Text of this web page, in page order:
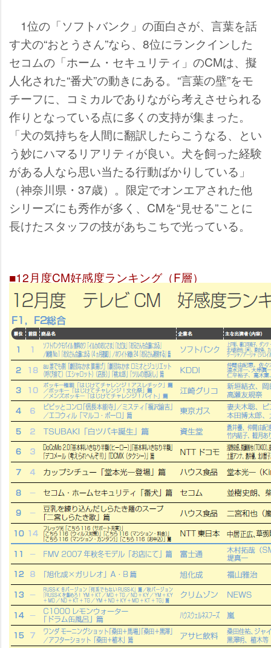
1位の「ソフトバンク」の面白さが、言葉を話
す犬の“おとうさん”なら、8位にランクインした
セコムの「ホーム・セキュリティ」のCMは、擬
人化された“番犬”の動きにある。“言葉の壁”をモ
チーフに、コミカルでありながら考えさせられる
作りとなっている点に多くの支持が集まった。
「犬の気持ちを人間に翻訳したらこうなる、とい
う妙にハマるリアリティが良い。犬を飼った経験
がある人なら思い当たる行動ばかりしている」
（神奈川県・37歳）。限定でオンエアされた他
シリーズにも秀作が多く、CMを“見せる”ことに
長けたスタッフの技があちこちで光っている。
■12月度CM好感度ランキング（F層）